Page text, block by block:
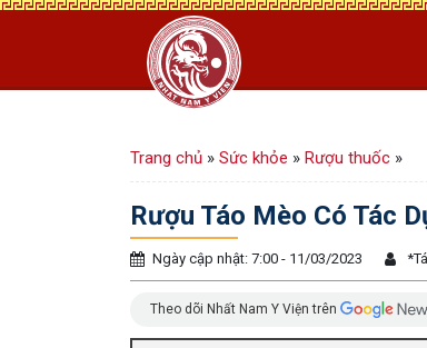
Trang chủ » Sức khỏe » Rượu thuốc »
Rượu Táo Mèo Có Tác
Ngày cập nhật: 7:00 - 11/03/2023 *
Theo dõi Nhất Nam Y Viện trên